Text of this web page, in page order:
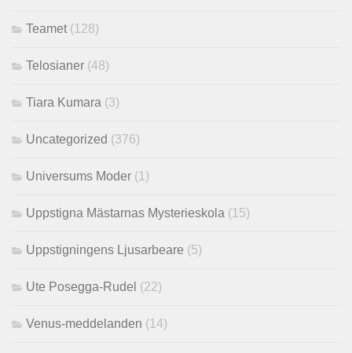
Teamet (128)
Telosianer (48)
Tiara Kumara (3)
Uncategorized (376)
Universums Moder (1)
Uppstigna Mästarnas Mysterieskola (15)
Uppstigningens Ljusarbeare (5)
Ute Posegga-Rudel (22)
Venus-meddelanden (14)